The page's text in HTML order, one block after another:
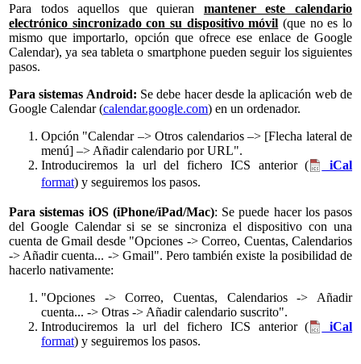
Para todos aquellos que quieran mantener este calendario
electrónico sincronizado con su dispositivo móvil (que no es lo
mismo que importarlo, opción que ofrece ese enlace de Google
Calendar), ya sea tableta o smartphone pueden seguir los siguientes
pasos.
Para sistemas Android: Se debe hacer desde la aplicación web de
Google Calendar (calendar.google.com) en un ordenador.
Opción "Calendar –> Otros calendarios –> [Flecha lateral de
menú] –> Añadir calendario por URL".
Introduciremos la url del fichero ICS anterior (
iCal
format) y seguiremos los pasos.
Para sistemas iOS (iPhone/iPad/Mac): Se puede hacer los pasos
del Google Calendar si se se sincroniza el dispositivo con una
cuenta de Gmail desde "Opciones -> Correo, Cuentas, Calendarios
-> Añadir cuenta... -> Gmail". Pero también existe la posibilidad de
hacerlo nativamente:
"Opciones -> Correo, Cuentas, Calendarios -> Añadir
cuenta... -> Otras -> Añadir calendario suscrito".
Introduciremos la url del fichero ICS anterior (
iCal
format) y seguiremos los pasos.